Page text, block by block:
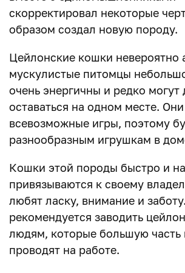
скорректировал некоторые
образом создал новую породу.
Цейлонские кошки невероятно
мускулистые питомцы
очень энергичны и редко могут
оставаться на одном месте.
всевозможные игры, поэтому
разнообразным игрушкам в
Кошки этой породы быстро и
привязываются к своему
любят ласку, внимание и
рекомендуется заводить
людям, которые большую часть
проводят на работе.